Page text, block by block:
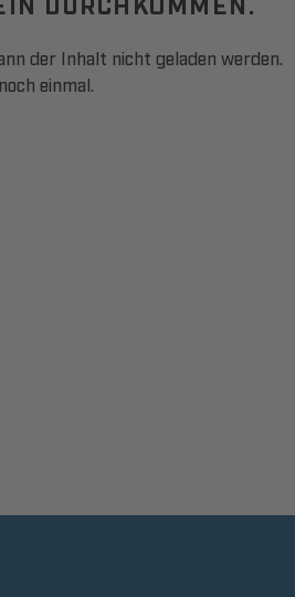
der Inhalt nicht geladen werden.
einmal.